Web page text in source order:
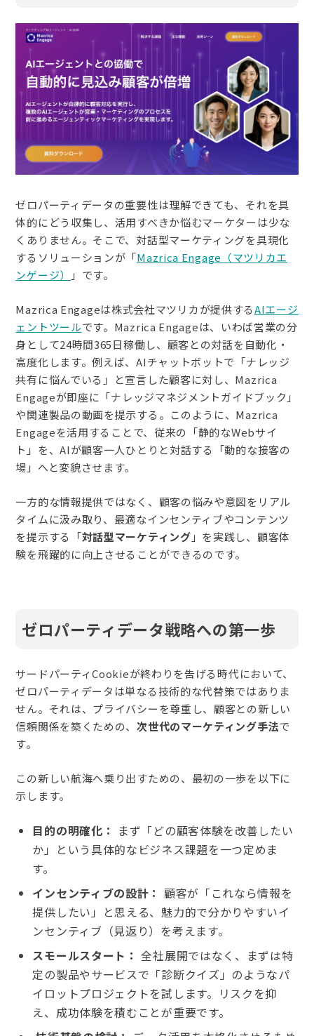
ゼロパーティデータの重要性は理解できても、それを具
体的にどう収集し、活用すべきか悩むマーケターは少な
くありません。そこで、対話型マーケティングを具現化
するソリューションが「Mazrica Engage（マツリカエ
ンゲージ）
」です。
Mazrica Engageは株式会社マツリカが提供するAIエージ
ェントツールです。 Mazrica Engageは、いわば営業の分
身として24時間365日稼働し、顧客との対話を自動化・
高度化します。例えば、AIチャットボットで「ナレッジ
共有に悩んでいる」と宣言した顧客に対し、Mazrica
Engageが即座に「ナレッジマネジメントガイドブック」
や関連製品の動画を提示する。このように、Mazrica
Engageを活用する ことで、 従来の「静的なWebサイ
ト」を、AIが顧客一人ひとりと対話する「動的な接客の
場」へと変貌させます。
一方的な情報提供ではなく、顧客の悩みや意図をリアル
タイムに汲み取り、最適なインセンティブやコンテンツ
を提示する
「対話型マーケティング 」を実践し、顧客体
験を飛躍的に向上させることができるのです。
ゼロパーティデータ戦略への第一歩
サードパーティCookieが終わりを告げる時代において、
ゼロパーティデータは単なる技術的な代替策ではありま
せん。それは、プライバシーを尊重し、顧客との新しい
信頼関係を築くための、次世代のマーケティング手法で
す。
この新しい航海へ乗り出すための、最初の一歩を以下に
示します。
目的の明確化：
まず「どの顧客体験を改善したい
か」という具体的なビジネス課題を一つ定めま
す。
インセンティブの設計： 顧客が「これなら情報を
提供したい」と思える、魅力的で分かりやすいイ
ンセンティブ（見返り）を考えます。
スモールスタート： 全社展開ではなく、まずは特
定の製品やサービスで「診断クイズ」のようなパ
イロットプロジェクトを試します。リスクを抑
え、成功体験を積むことが重要です。